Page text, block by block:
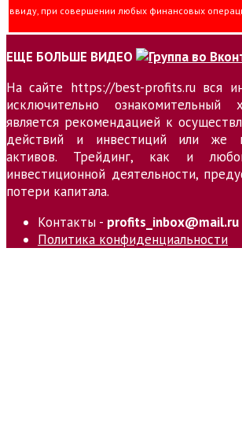
ввиду, при совершении любых финансовых
ЕЩЕ БОЛЬШЕ ВИДЕО
На сайте https://best-profits.ru вся
исключительно
является рекомендацией к
действий и инвестиций или же
активов. Трейдинг, как и
инвестиционной деятельности,
потери капитала.
Контакты - profits_inbox@mail.ru
Политика конфиденциальности